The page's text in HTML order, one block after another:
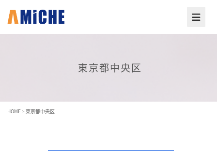
東京都中央区
HOME> 東京都中央区